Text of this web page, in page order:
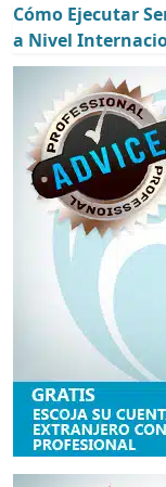
Cómo Ejecutar
a Nivel